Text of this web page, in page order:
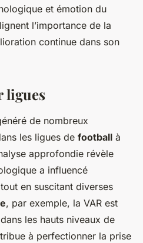
et émotion du
l’importance de la
continue dans son
ligues
de nombreux
les ligues de football à
approfondie révèle
a influencé
en suscitant diverses
, par exemple, la VAR est
les hauts niveaux de
à perfectionner la prise